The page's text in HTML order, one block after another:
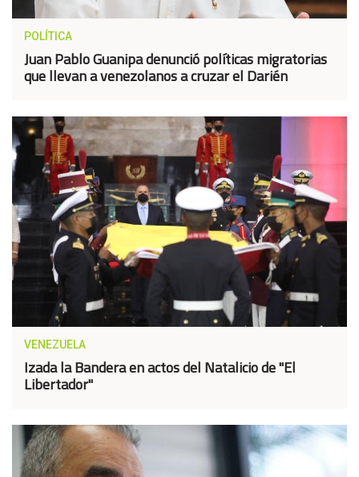
POLÍTICA
Juan Pablo Guanipa denunció políticas migratorias
que llevan a venezolanos a cruzar el Darién
VENEZUELA
Izada la Bandera en actos del Natalicio de "El
Libertador"